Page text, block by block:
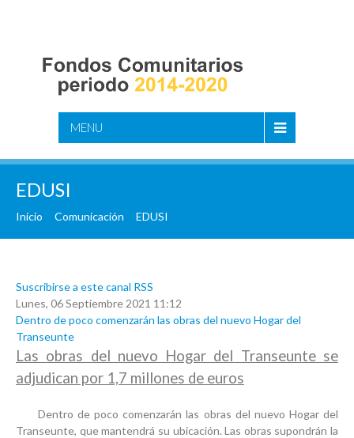
MENU
EDUSI
Inicio Comunicación EDUSI
Suscribirse a este canal RSS
Lunes, 06 Septiembre 2021 11:12
Dentro de poco comenzarán las obras del nuevo Hogar del
Transeunte
Las obras del nuevo Hogar del Transeunte se
adjudican por 1,7 millones de euros
Dentro de poco comenzarán las obras del nuevo Hogar del
Transeunte, que mantendrá su ubicación. Las obras supondrán la